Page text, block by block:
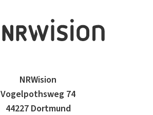
NRWision
Vogelpothsweg 74
44227 Dortmund